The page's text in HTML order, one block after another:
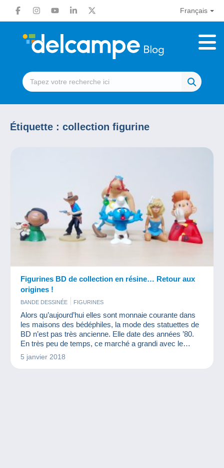
Français
Étiquette : collection figurine
Figurines BD de collection en résine… Retour aux
origines !
BANDE DESSINÉE FIGURINES
Alors qu’aujourd’hui elles sont monnaie courante dans
les maisons des bédéphiles, la mode des statuettes de
BD n’est pas très ancienne. Elle date des années ’80.
En très peu de temps, ce marché a grandi avec le
succès qu’on lui connaît. Pourtant, bien avant les
années ’80, quelques figurines avaient déjà été mises
5 janvier 2018